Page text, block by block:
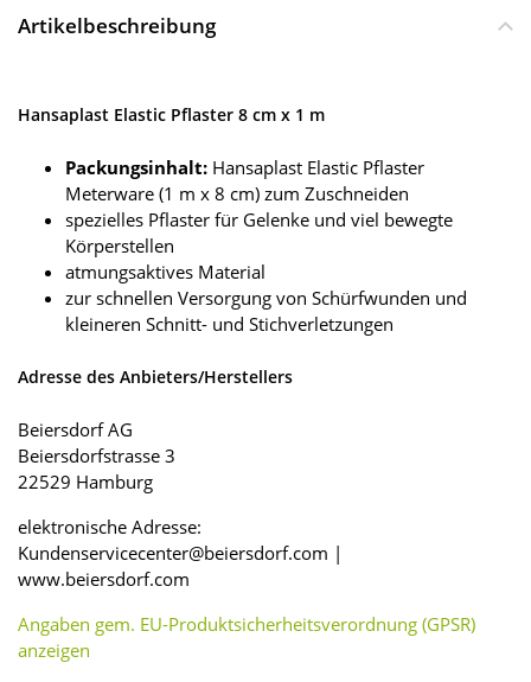
Artikelbeschreibung
Hansaplast Elastic Pflaster 8 cm x 1 m
Packungsinhalt: Hansaplast Elastic Pflaster
Meterware (1 m x 8 cm) zum Zuschneiden
spezielles Pflaster für Gelenke und viel bewegte
Körperstellen
atmungsaktives Material
zur schnellen Versorgung von Schürfwunden und
kleineren Schnitt- und Stichverletzungen
Adresse des Anbieters/Herstellers
Beiersdorf AG
Beiersdorfstrasse 3
22529 Hamburg
elektronische Adresse:
Kundenservicecenter@beiersdorf.com |
www.beiersdorf.com
Angaben gem. EU-Produktsicherheitsverordnung (GPSR)
anzeigen